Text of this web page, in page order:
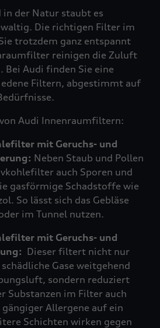
in der Natur staubt es
Die richtigen Filter im
trotzdem ganz entspannt
reinigen die Zuluft
Bei Audi finden Sie eine
Filtern, abgestimmt auf
Audi Innenraumfiltern:
mit Geruchs- und
Neben Staub und Pollen
auch Sporen und
gasförmige Schadstoffe wie
So lässt sich das Gebläse
im Tunnel nutzen.
mit Geruchs- und
Dieser filtert nicht nur
Gase weitgehend
sondern reduziert
Substanzen im Filter auch
Allergene auf ein
Schichten wirken gegen